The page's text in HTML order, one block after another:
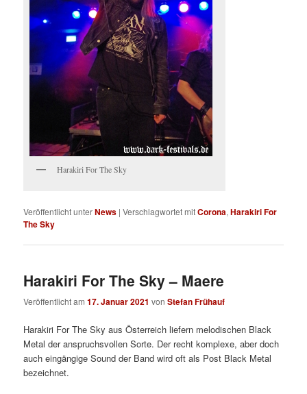
Harakiri For The Sky
Veröffentlicht unterNews |Verschlagwortet mitCorona,Harakiri For
The Sky
Harakiri For The Sky – Maere
Veröffentlicht am17. Januar 2021 vonStefan Frühauf
Harakiri For The Sky aus Österreich liefern melodischen Black
Metal der anspruchsvollen Sorte. Der recht komplexe, aber doch
auch eingängige Sound der Band wird oft als Post Black Metal
bezeichnet.